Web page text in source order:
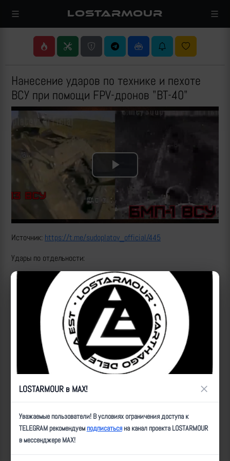
LOSTARMOUR
Нанесение ударов по технике и пехоте
ВСУ при помощи FPV-дронов "ВТ-40"
Play
Video
Источник: https://t.me/sudoplatov_official/445
Удары по отдельности:
https://lostarmour.info/news/fpv_23_09_08_03_sudoplatov
https://lostarmour.info/news/fpv_23_09_08_04_sudoplatov
https://lostarmour.info/news/fpv_23_09_08_05_sudoplatov
https://lostarmour.info/news/fpv_23_09_08_06_sudoplatov
https://lostarmour.info/news/fpv_23_09_08_07_sudoplatov
https://lostarmour.info/news/fpv_23_09_08_09_sudoplatov
ID:5737| Автор:ultz| Дата:2023-09-08| Просмотров:2133| Теги:
LOSTARMOUR в MAX! ×
Уважаемые пользователи! В условиях ограничения доступа к
TELEGRAM рекомендуемподписатьсяна канал проекта LOSTARMOUR
в мессенджере MAX!